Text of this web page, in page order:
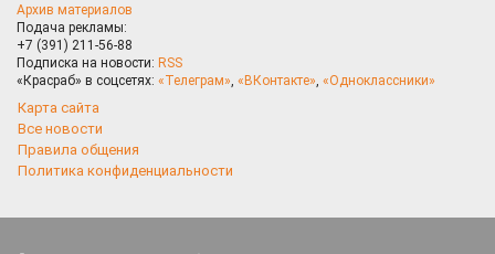
Архив материалов
Подача рекламы:
+7 (391) 211-56-88
Подписка на новости: RSS
«Красраб» в соцсетях: «Телеграм», «ВКонтакте», «Одноклассники»
Карта сайта
Все новости
Правила общения
Политика конфиденциальности